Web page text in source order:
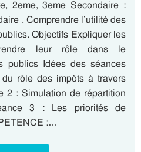
2eme, 3eme Secondaire :
. Comprendre l’utilité des
Objectifs Expliquer les
leur rôle dans le
publics Idées des séances
rôle des impôts à travers
2 : Simulation de répartition
3 : Les priorités de
:…